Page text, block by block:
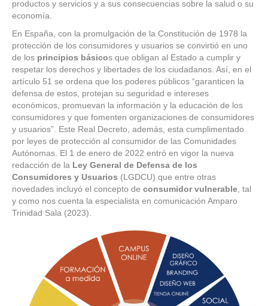
productos y servicios y a sus consecuencias sobre la salud o su
economía.
En España, con la promulgación de la Constitución de 1978 la
protección de los consumidores y usuarios se convirtió en uno
de los principios básicos que obligan al Estado a cumplir y
respetar los derechos y libertades de los ciudadanos. Así, en el
artículo 51 se ordena que los poderes públicos “garanticen la
defensa de estos, protejan su seguridad e intereses
económicos, promuevan la información y la educación de los
consumidores y que fomenten organizaciones de consumidores
y usuarios”. Este Real Decreto, además, esta cumplimentado
por leyes de protección al consumidor de las Comunidades
Autónomas. El 1 de enero de 2022 entró en vigor la nueva
redacción de la Ley General de Defensa de los
Consumidores y Usuarios (LGDCU) que entre otras
novedades incluyó el concepto de consumidor vulnerable , tal
y como nos cuenta la especialista en comunicación Amparo
Trinidad Sala (2023).